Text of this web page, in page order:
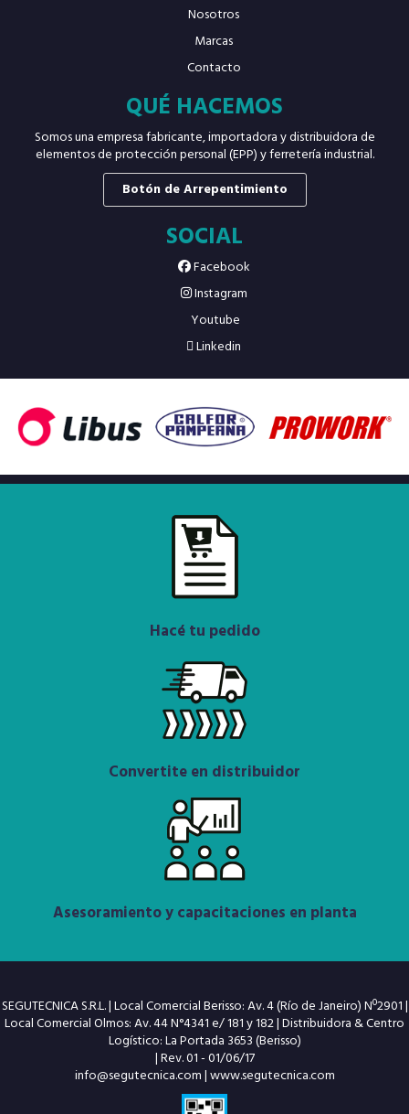
Nosotros
Marcas
Contacto
QUÉ HACEMOS
Somos una empresa fabricante, importadora y distribuidora de
elementos de protección personal (EPP) y ferretería industrial.
Botón de Arrepentimiento
SOCIAL
Facebook
Instagram
Youtube
Linkedin
Hacé tu pedido
Convertite en distribuidor
Asesoramiento y capacitaciones en planta
SEGUTECNICA S.R.L. | Local Comercial Berisso: Av. 4 (Río de Janeiro) Nº2901 |
Local Comercial Olmos: Av. 44 N°4341 e/ 181 y 182 | Distribuidora & Centro
Logístico: La Portada 3653 (Berisso)
| Rev. 01 - 01/06/17
info@segutecnica.com|www.segutecnica.com